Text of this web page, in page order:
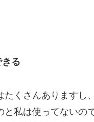
る
くさんありますし
私は使ってないの